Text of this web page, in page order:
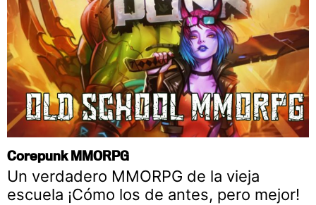
Corepunk MMORPG
Un verdadero MMORPG de la vieja
escuela ¡Cómo los de antes, pero mejor!